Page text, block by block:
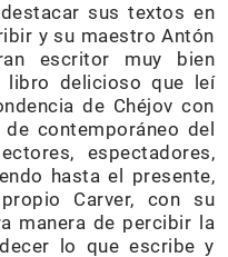
sus textos en
y su maestro Antón
escritor muy bien
libro delicioso que leí
de Chéjov con
contemporáneo del
espectadores,
hasta el presente,
Carver, con su
manera de percibir la
lo que escribe y